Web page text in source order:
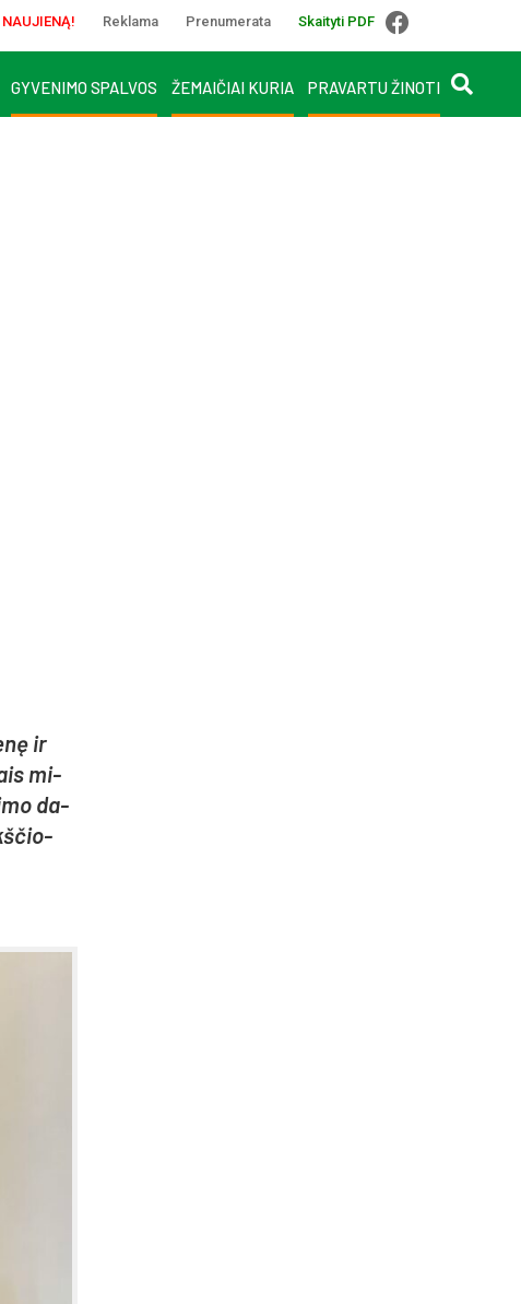
Reklama Prenumerata Skaityti PDF
GYVENIMO SPALVOS ŽEMAIČIAI KURIA PRAVARTU ŽINOTI
ir
mi­
da­